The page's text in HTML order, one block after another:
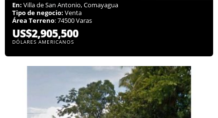
En: Villa de San Antonio, Comayagua
Tipo de negocio: Venta
Área Terreno: 74500 Varas
US$2,905,500
DÓLARES AMERICANOS